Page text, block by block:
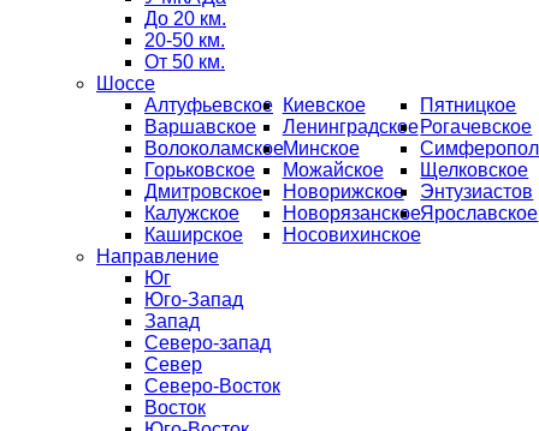
До 20 км.
20-50 км.
От 50 км.
Шоссе
Алтуфьевское
Варшавское
Волоколамское
Горьковское
Дмитровское
Калужское
Каширское
Киевское
Ленинградское
Минское
Можайское
Новорижское
Новорязанское
Носовихинское
Пятницкое
Рогачевское
Щелковское
Энтузиастов
Ярославское
Направление
Юг
Юго-Запад
Запад
Северо-запад
Север
Северо-Восток
Восток